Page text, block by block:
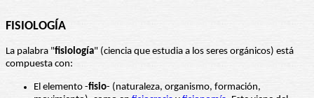
FISIOLOGÍA
La palabra "fisiología" (ciencia que estudia a los seres orgánicos) está
compuesta con:
El elemento -fisio- (naturaleza, organismo, formación,